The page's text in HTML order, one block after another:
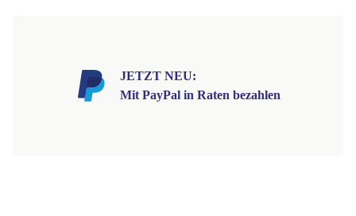
JETZT NEU:
Mit PayPal in Raten bezahlen